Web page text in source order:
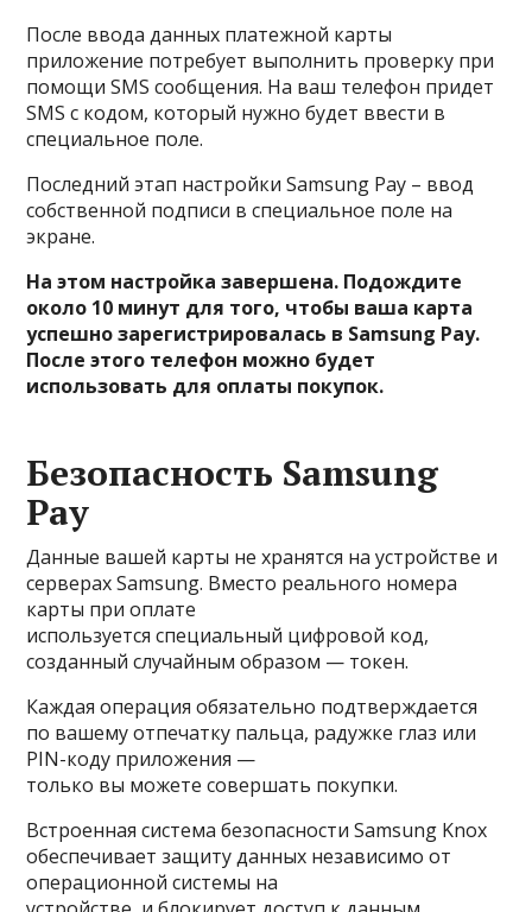
После ввода данных платежной карты
приложение потребует выполнить проверку при
помощи SMS сообщения. На ваш телефон придет
SMS с кодом, который нужно будет ввести в
специальное поле.
Последний этап настройки Samsung Pay – ввод
собственной подписи в специальное поле на
экране.
На этом настройка завершена. Подождите
около 10 минут для того, чтобы ваша карта
успешно зарегистрировалась в Samsung Pay.
После этого телефон можно будет
использовать для оплаты покупок.
Безопасность Samsung
Pay
Данные вашей карты не хранятся на устройстве и
серверах Samsung. Вместо реального номера
карты при оплате
используется специальный цифровой код,
созданный случайным образом — токен.
Каждая операция обязательно подтверждается
по вашему отпечатку пальца, радужке глаз или
PIN-коду приложения —
только вы можете совершать покупки.
Встроенная система безопасности Samsung Knox
обеспечивает защиту данных независимо от
операционной системы на